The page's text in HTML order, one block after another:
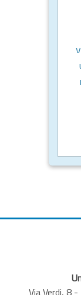
Via Verdi, 8